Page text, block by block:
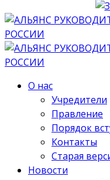
О нас
Учредители
Правление
Порядок
Контакты
Старая
Новости